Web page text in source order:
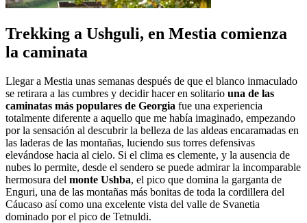
Trekking a Ushguli, en Mestia comienza
la caminata
Llegar a Mestia unas semanas después de que el blanco inmaculado
se retirara a las cumbres y decidir hacer en solitario una de las
caminatas más populares de Georgia fue una experiencia
totalmente diferente a aquello que me había imaginado, empezando
por la sensación al descubrir la belleza de las aldeas encaramadas en
las laderas de las montañas, luciendo sus torres defensivas
elevándose hacia al cielo. Si el clima es clemente, y la ausencia de
nubes lo permite, desde el sendero se puede admirar la incomparable
hermosura del monte Ushba, el pico que domina la garganta de
Enguri, una de las montañas más bonitas de toda la cordillera del
Cáucaso así como una excelente vista del valle de Svanetia
dominado por el pico de Tetnuldi.